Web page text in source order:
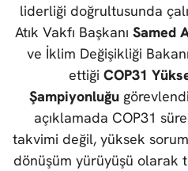
liderliği doğrultusunda
Atık Vakfı Başkanı Samed
ve İklim Değişikliği Bakanı
ettiği COP31
Şampiyonluğu
açıklamada COP31
takvimi değil, yüksek
dönüşüm yürüyüşü olarak